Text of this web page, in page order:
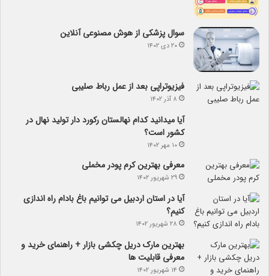
سوال پزشکی از هوش مصنوعی آنلاین
۲۰ دی ۱۴۰۲
فیزیوتراپی بعد از عمل رباط صلیبی
۸ آذر ۱۴۰۲
آیا می­دانید کدام نهالستان رکورد دار تولید نهال­ در
کشور است؟
۱۰ مهر ۱۴۰۲
معرفی بهترین کرم پودر مخملی
۲۹ شهریور ۱۴۰۲
آیا در استان اردبیل می توانیم باغ بادام راه اندازی
کنیم؟
۲۸ شهریور ۱۴۰۲
بهترین مارک دریل چکشی بازار + راهنمای خرید و
معرفی قابلیت ها
۱۴ شهریور ۱۴۰۲